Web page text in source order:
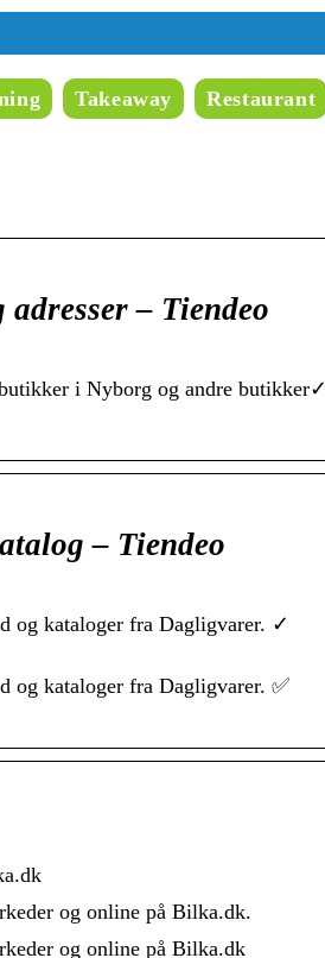
Takeaway Restaurant
– Tiendeo
i Nyborg og andre butikker✓
– Tiendeo
og kataloger fra Dagligvarer. ✓
og kataloger fra Dagligvarer. ✅
og online på Bilka.dk.
og online på Bilka.dk